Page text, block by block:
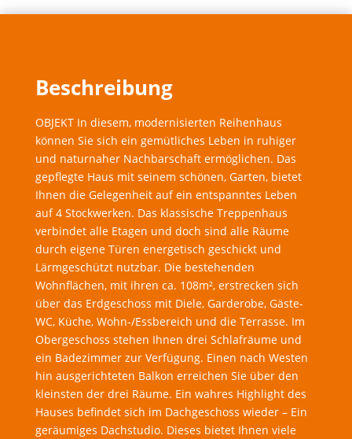
Beschreibung
OBJEKT In diesem, modernisierten Reihenhaus
können Sie sich ein gemütliches Leben in ruhiger
und naturnaher Nachbarschaft ermöglichen. Das
gepflegte Haus mit seinem schönen, Garten, bietet
Ihnen die Gelegenheit auf ein entspanntes Leben
auf 4 Stockwerken. Das klassische Treppenhaus
verbindet alle Etagen und doch sind alle Räume
durch eigene Türen energetisch geschickt und
Lärmgeschützt nutzbar. Die bestehenden
Wohnflächen, mit ihren ca. 108m², erstrecken sich
über das Erdgeschoss mit Diele, Garderobe, Gäste-
WC, Küche, Wohn-/Essbereich und die Terrasse. Im
Obergeschoss stehen Ihnen drei Schlafräume und
ein Badezimmer zur Verfügung. Einen nach Westen
hin ausgerichteten Balkon erreichen Sie über den
kleinsten der drei Räume. Ein wahres Highlight des
Hauses befindet sich im Dachgeschoss wieder – Ein
geräumiges Dachstudio. Dieses bietet Ihnen viele